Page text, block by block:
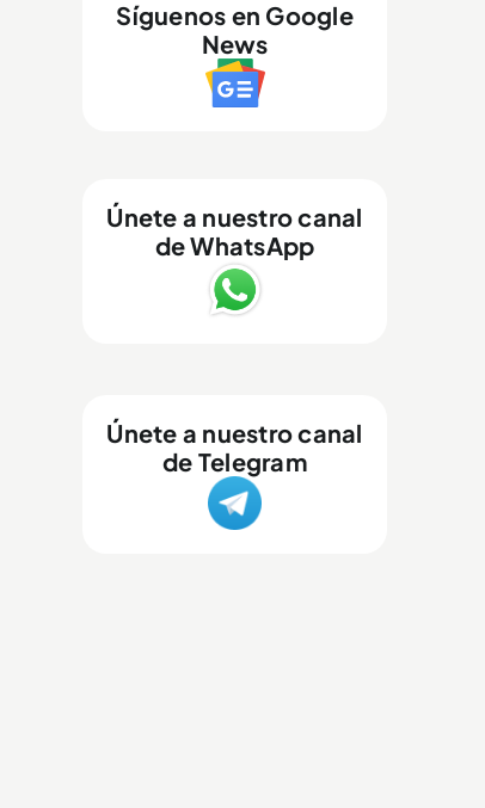
Síguenos en Google
News
Únete a nuestro canal
de WhatsApp
Únete a nuestro canal
de Telegram